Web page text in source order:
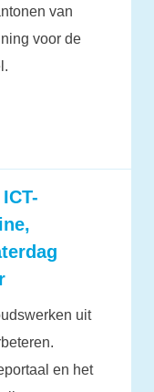
van
voor de
uit
en het